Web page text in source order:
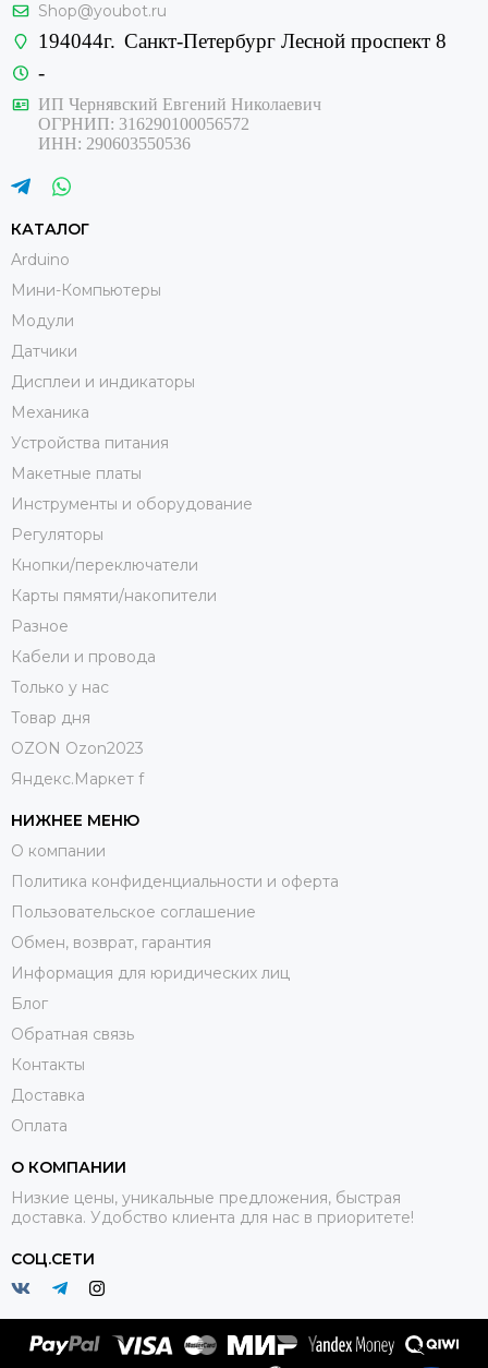
Shop@youbot.ru
194044г. Санкт-Петербург Лесной проспект 8
-
ИП Чернявский Евгений Николаевич
ОГРНИП: 316290100056572
ИНН: 290603550536
КАТАЛОГ
Arduino
Мини-Компьютеры
Модули
Датчики
Дисплеи и индикаторы
Механика
Устройства питания
Макетные платы
Инструменты и оборудование
Регуляторы
Кнопки/переключатели
Карты пямяти/накопители
Разное
Кабели и провода
Только у нас
Товар дня
OZON Ozon2023
Яндекс.Маркет f
НИЖНЕЕ МЕНЮ
О компании
Политика конфиденциальности и оферта
Пользовательское соглашение
Обмен, возврат, гарантия
Информация для юридических лиц
Блог
Обратная связь
Контакты
Доставка
Оплата
О КОМПАНИИ
Низкие цены, уникальные предложения, быстрая
доставка. Удобство клиента для нас в приоритете!
СОЦ.СЕТИ